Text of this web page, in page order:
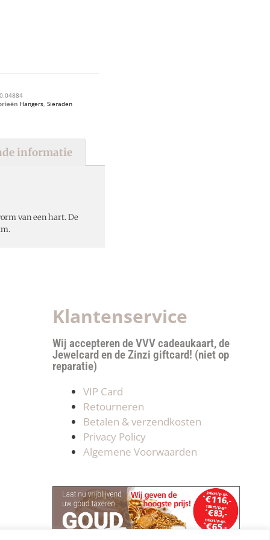
Hangers, Sieraden
informatie
van een hart. De
Klantenservice
Wij accepteren de VVV cadeaukaart, de
Jewelcard en de Zinzi giftcard! (niet op
reparatie)
VIP Card
Retourneren
Betalen & verzendkosten
Privacy Policy
Algemene Voorwaarden